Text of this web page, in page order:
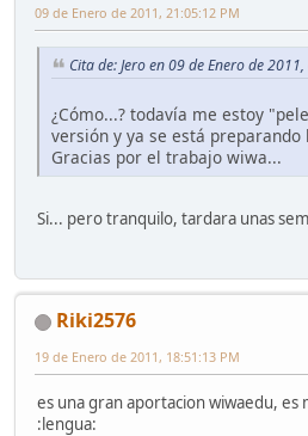
09 de Enero de 2011, 21:05:12 PM
Cita de: Jero en 09 de Enero de
¿Cómo...? todavía me estoy
versión y ya se está
Gracias por el trabajo wiwa...
Si... pero tranquilo, tardara unas
Riki2576
19 de Enero de 2011, 18:51:13 PM
es una gran aportacion wiwaedu, es
:lengua: